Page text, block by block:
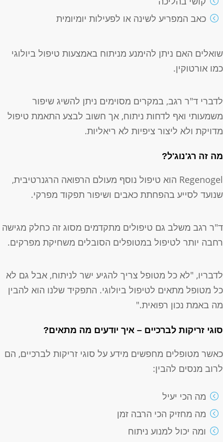
כאב המפריע לשינה או לפעילות יומיומית
שואלים האם ניתן להימנע מניתוח באמצעות טיפול ביולוגי
כמו אורטוקין.
לדברי ד"ר רגב, במקרים מסוימים ניתן להשיג שיפור
משמעותי ואף לדחות ניתוח, אך חשוב לבצע התאמת טיפול
מדויקת ולא ליצור ציפיות לא ריאליות.
מה זה רג'נוג'ל?
Regenogel הוא טיפול נוסף מעולם הרפואה הרגנרטיבית,
שנועד לסייע בהפחתת כאבים ושיפור תפקוד מפרקי.
ד"ר רגב משלב גם טיפולים מתקדמים מסוג זה כחלק מגישה
רחבה יותר לטיפול במטופלים הסובלים משחיקת מפרקים.
לדבריו, "לא כל מטופל צריך להגיע ישר לניתוח, אבל גם לא
כל מטופל מתאים לטיפול ביולוגי. התפקיד שלנו הוא להבין
מה באמת נכון רפואית."
סוגי זריקות לברכיים – איך יודעים מה מתאים?
כאשר מטופלים מחפשים מידע על סוגי זריקות לברכיים, הם
לרוב מנסים להבין:
מה הכי יעיל
מה מחזיק הכי הרבה זמן
ומה יכול למנוע ניתוח